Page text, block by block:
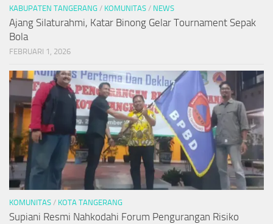
KABUPATEN TANGERANG / KOMUNITAS / NEWS
Ajang Silaturahmi, Katar Binong Gelar Tournament Sepak
Bola
FEBRUARI 1, 2026
KOMUNITAS / KOTA TANGERANG
Supiani Resmi Nahkodahi Forum Pengurangan Risiko